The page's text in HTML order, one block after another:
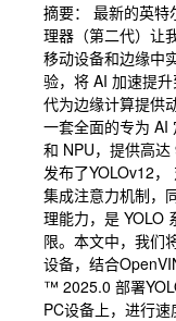
摘要： 最新的英
理器（第二代）让
移动设备和边缘中
验，将 AI 加速提
代为边缘计算提供
一套全面的专为 AI
和 NPU，提供高
发布了YOLOv12
集成注意力机制，
理能力，是 YOLO
限。本文中，我们
设备，结合
™ 2025.0 部署
PC设备上，进行速